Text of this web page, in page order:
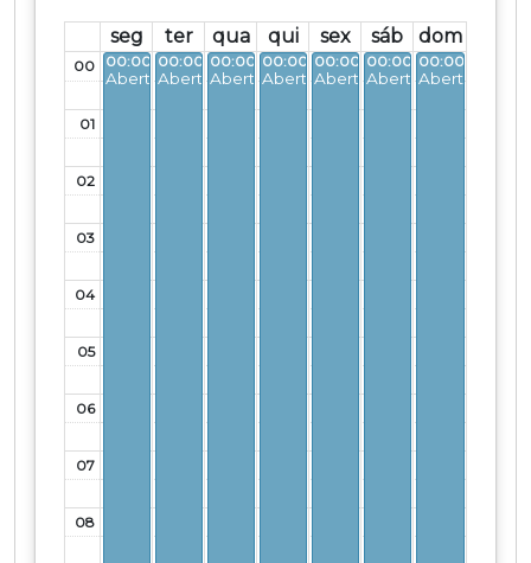
seg ter qua qui sex sáb dom
00
01
02
03
04
05
06
07
08
00:00 - 23:30
Aberto
00:00 - 23:30
Aberto
00:00 - 23:30
Aberto
00:00 - 23:30
Aberto
00:00 - 23:30
Aberto
00:00 - 23:30
Aberto
00:00 - 23:30
Aberto